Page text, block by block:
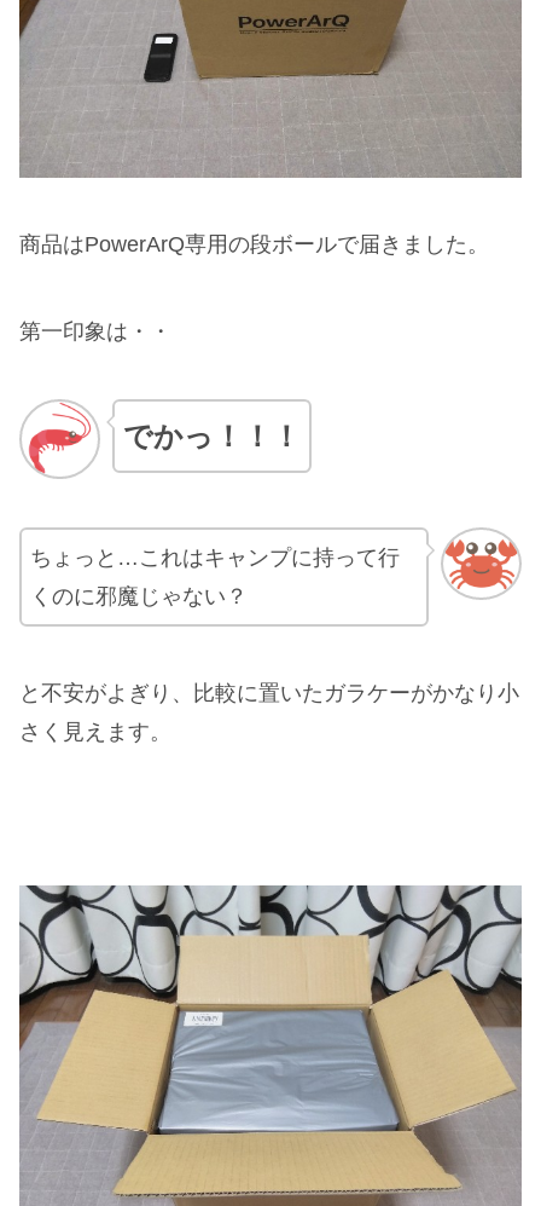
商品はPowerArQ専用の段ボールで届きました。
第一印象は・・
でかっ！！！
ちょっと…これはキャンプに持って行
くのに邪魔じゃない？
と不安がよぎり、比較に置いたガラケーがかなり小
さく見えます。